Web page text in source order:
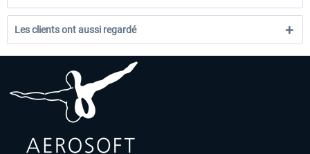
Les clients ont aussi regardé